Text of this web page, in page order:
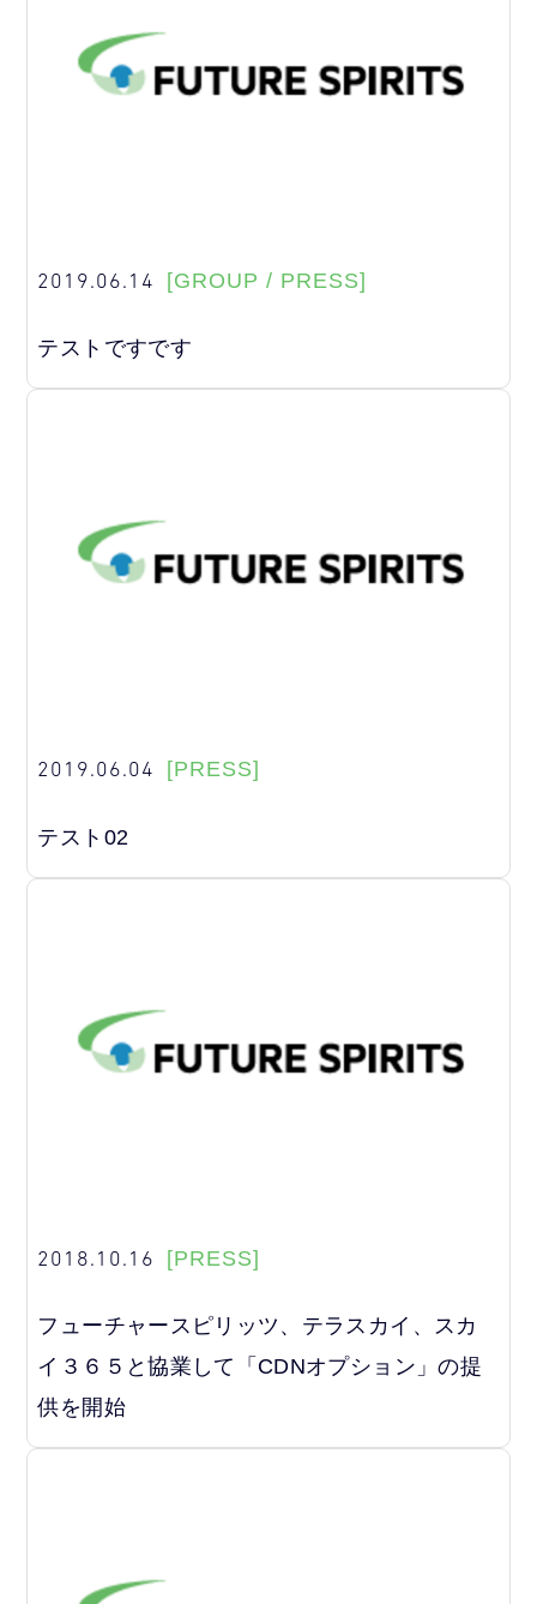
2019.06.14 [GROUP / PRESS]
テストですです
2019.06.04 [PRESS]
テスト02
2018.10.16 [PRESS]
フューチャースピリッツ、テラスカイ、スカ
イ３６５と協業して「CDNオプション」の提
供を開始